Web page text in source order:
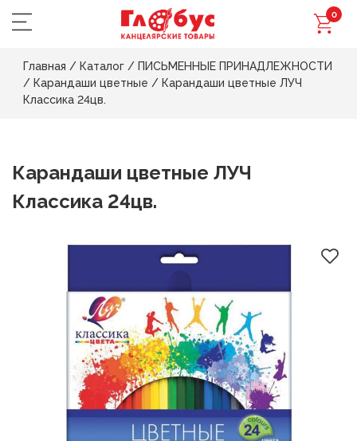
0
Главная / Каталог / ПИСЬМЕННЫЕ ПРИНАДЛЕЖНОСТИ
/ Карандаши цветные / Карандаши цветные ЛУЧ
Классика 24цв.
Карандаши цветные ЛУЧ
Классика 24цв.